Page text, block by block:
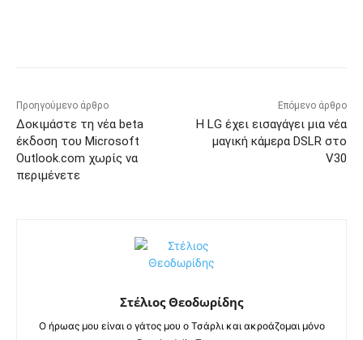
Προηγούμενο άρθρο
Δοκιμάστε τη νέα beta
έκδοση του Microsoft
Outlook.com χωρίς να
περιμένετε
Επόμενο άρθρο
Η LG έχει εισαγάγει μια νέα
μαγική κάμερα DSLR στο
V30
Στέλιος Θεοδωρίδης
Ο ήρωας μου είναι ο γάτος μου ο Τσάρλι και ακροάζομαι μόνο